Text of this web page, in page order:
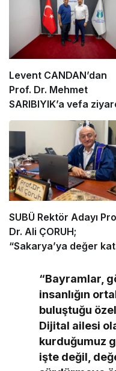
Levent CANDAN’dan
Prof. Dr. Mehmet
SARIBIYIK’a vefa
SUBÜ Rektör Adayı
Dr. Ali ÇORUH;
“Sakarya’ya değer
istiyorum”“Bayramlar,
insanlığın
buluştuğu
Dijital ailesi
kurduğumuz
işte değil,